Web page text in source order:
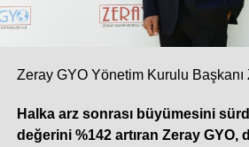
Türkiye split klima pazarı, yükselen
yılın ilk beş ayında çift haneli bir
Yılın geri kalanında da bu sıcak
pazarın yüzde 10 ila 12 oranında ek
konumumuzun getirdiği
stok yaklaşımının ötesine geçen
Zeray GYO Yönetim Kurulu
Halka arz sonrası büyümesini
değerini %142 artıran Zeray GYO,